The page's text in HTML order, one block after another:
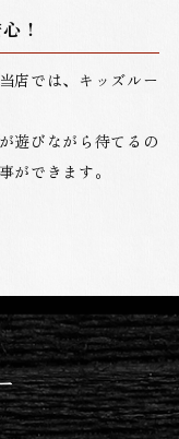
！
店では、キッズルー
遊びながら待てるの
ができます。